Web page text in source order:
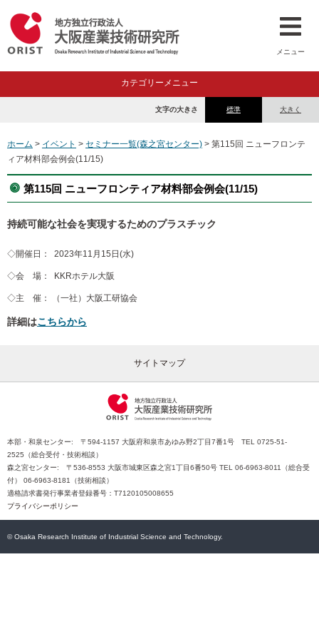
メニュー
カテゴリーメニュー
標準 大きく
文字の大きさ
ホーム > イベント > セミナー一覧(森之宮センター) > 第115回 ニューフロンテ
ィア材料部会例会(11/15)
第115回 ニューフロンティア材料部会例会(11/15)
持続可能な社会を実現するためのプラスチック
◇開催日： 2023年11月15日(水)
◇会 場： KKRホテル大阪
◇主 催： （一社）大阪工研協会
詳細はこちらから
サイトマップ
本部・和泉センター: 〒594-1157 大阪府和泉市あゆみ野2丁目7番1号 TEL 0725-51-
2525（総合受付・技術相談）
森之宮センター: 〒536-8553 大阪市城東区森之宮1丁目6番50号 TEL 06-6963-8011（総合受
付） 06-6963-8181（技術相談）
適格請求書発行事業者登録番号：T7120105008655
プライバシーポリシー
© Osaka Research Institute of Industrial Science and Technology.